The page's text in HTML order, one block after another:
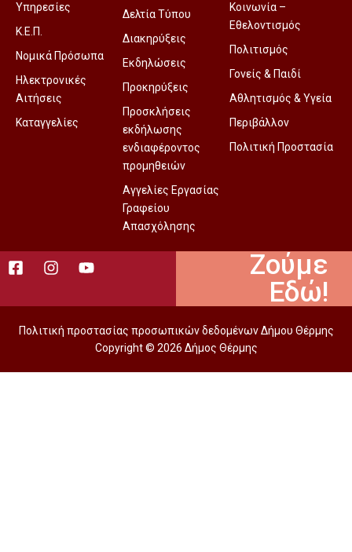
Υπηρεσίες
Κ.Ε.Π.
Νομικά Πρόσωπα
Ηλεκτρονικές
Αιτήσεις
Καταγγελίες
Δελτία Τύπου
Διακηρύξεις
Εκδηλώσεις
Προκηρύξεις
Προσκλήσεις
εκδήλωσης
ενδιαφέροντος
προμηθειών
Αγγελίες Εργασίας
Γραφείου
Απασχόλησης
Κοινωνία –
Εθελοντισμός
Πολιτισμός
Γονείς & Παιδί
Αθλητισμός & Υγεία
Περιβάλλον
Πολιτική Προστασία
Ζούμε
Εδώ!
Πολιτική προστασίας προσωπικών δεδομένων Δήμου Θέρμης
Copyright © 2026 Δήμος Θέρμης